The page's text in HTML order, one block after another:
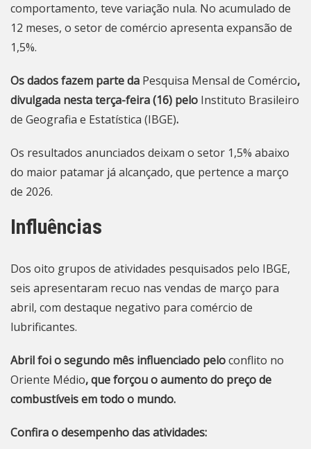
comportamento, teve variação nula. No acumulado de
12 meses, o setor de comércio apresenta expansão de
1,5%.
Os dados fazem parte da Pesquisa Mensal de Comércio,
divulgada nesta terça-feira (16) pelo Instituto Brasileiro
de Geografia e Estatística (IBGE).
Os resultados anunciados deixam o setor 1,5% abaixo
do maior patamar já alcançado, que pertence a março
de 2026.
Influências
Dos oito grupos de atividades pesquisados pelo IBGE,
seis apresentaram recuo nas vendas de março para
abril, com destaque negativo para comércio de
lubrificantes.
Abril foi o segundo mês influenciado peloconflito no
Oriente Médio, que forçou o aumento do preço de
combustíveis em todo o mundo.
Confira o desempenho das atividades: